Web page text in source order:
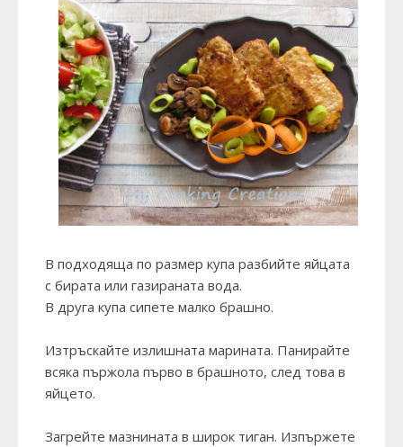
В подходяща по размер купа разбийте яйцата
с бирата или газираната вода.
В друга купа сипете малко брашно.
Изтръскайте излишната марината. Панирайте
всяка пържола първо в брашното, след това в
яйцето.
Загрейте мазнината в широк тиган. Изпържете